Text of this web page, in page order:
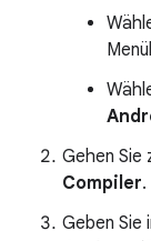
Gehen Sie
Compiler.
Geben Sie